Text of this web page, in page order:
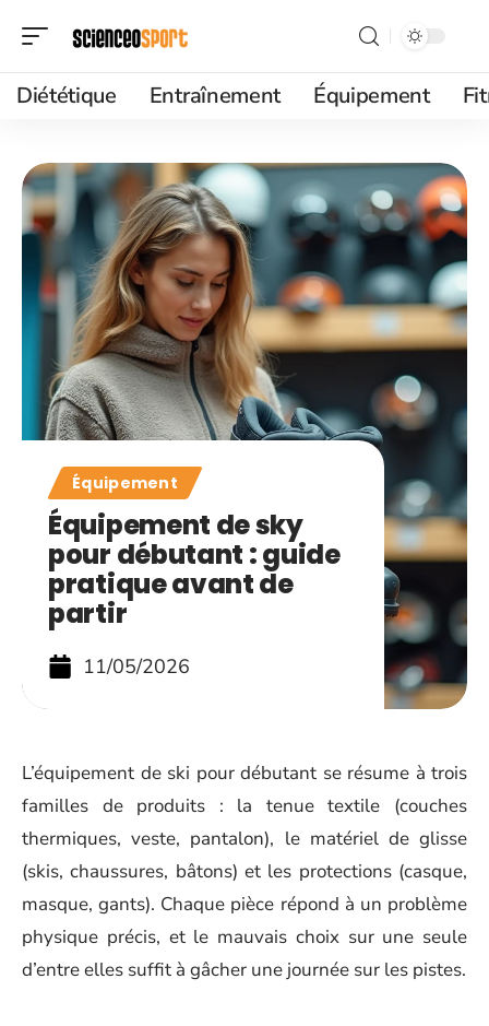
Diététique Entraînement Équipement
Équipement
Équipement de sky
pour débutant : guide
pratique avant de
partir
11/05/2026
L’équipement de ski pour débutant se résume à trois
familles de produits : la tenue textile (couches
thermiques, veste, pantalon), le matériel de glisse
(skis, chaussures, bâtons) et les protections (casque,
masque, gants). Chaque pièce répond à un problème
physique précis, et le mauvais choix sur une seule
d’entre elles suffit à gâcher une journée sur les pistes.